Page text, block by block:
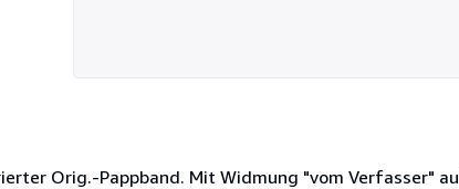
Orig.-Pappband. Mit Widmung "vom Verfasser"